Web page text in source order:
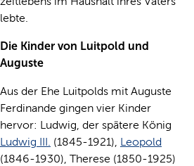
lebte.
Die Kinder von Luitpold und
Auguste
Aus der Ehe Luitpolds mit Auguste
Ferdinande gingen vier Kinder
hervor: Ludwig, der spätere König
Ludwig III. (1845-1921), Leopold
(1846-1930), Therese (1850-1925)